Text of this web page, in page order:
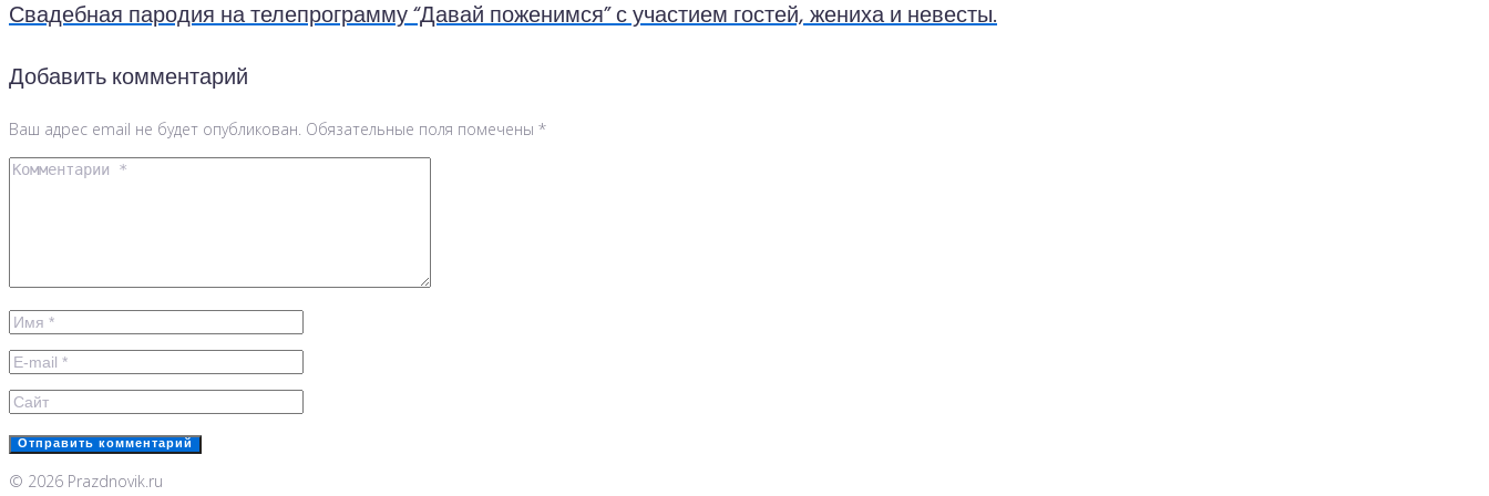
Свадебная пародия на телепрограмму “Давай поженимся” с участием гостей, жениха и невесты.
Добавить комментарий
Ваш адрес email не будет опубликован. Обязательные поля помечены *
© 2026 Prazdnovik.ru